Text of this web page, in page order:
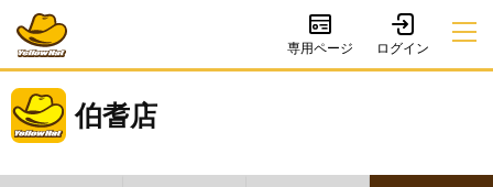
専用ページ
伯耆店